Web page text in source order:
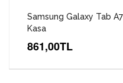
Samsung Galaxy Tab
Kasa
861,00TL